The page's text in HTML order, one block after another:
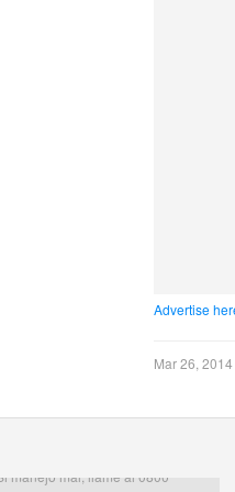
Advertise
Mar 26, 2014